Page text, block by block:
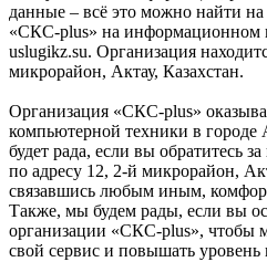
данные – всё это можно найти на
«СКС-plus» на информационном
uslugikz.su. Организация
микрорайон, Актау, Казахстан.
Организация «СКС-plus»
компьютерной техники в городе
будет рада, если вы обратитесь
по адресу 12, 2-й микрорайон,
связавшись любым иным,
Также, мы будем рады, если вы
организации «СКС-plus», чтобы
свой сервис и повышать уровень